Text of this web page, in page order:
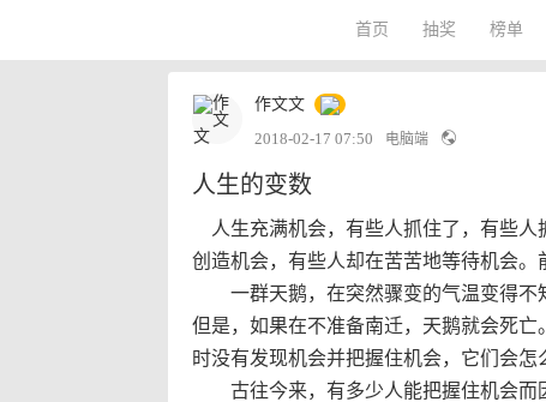
首页 抽奖 榜单
作文文
2018-02-17 07:50
电脑端
人生的变数
人生充满机会，有些人抓住了，有些人
创造机会，有些人却在苦苦地等待机会。
一群天鹅，在突然骤变的气温变得不
但是，如果在不准备南迁，天鹅就会死
时没有发现机会并把握住机会，它们会怎
古往今来，有多少人能把握住机会而